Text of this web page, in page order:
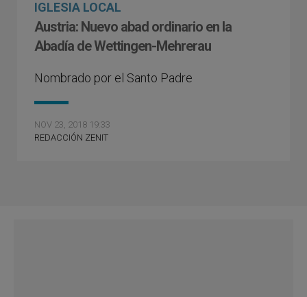
IGLESIA LOCAL
Austria: Nuevo abad ordinario en la
Abadía de Wettingen-Mehrerau
Nombrado por el Santo Padre
NOV 23, 2018 19:33
REDACCIÓN ZENIT